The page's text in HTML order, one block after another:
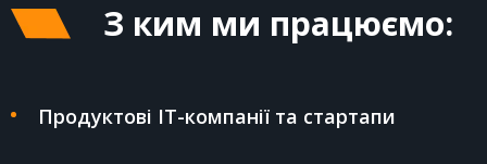
З ким ми працюємо:
Продуктові ІТ-компанії та стартапи